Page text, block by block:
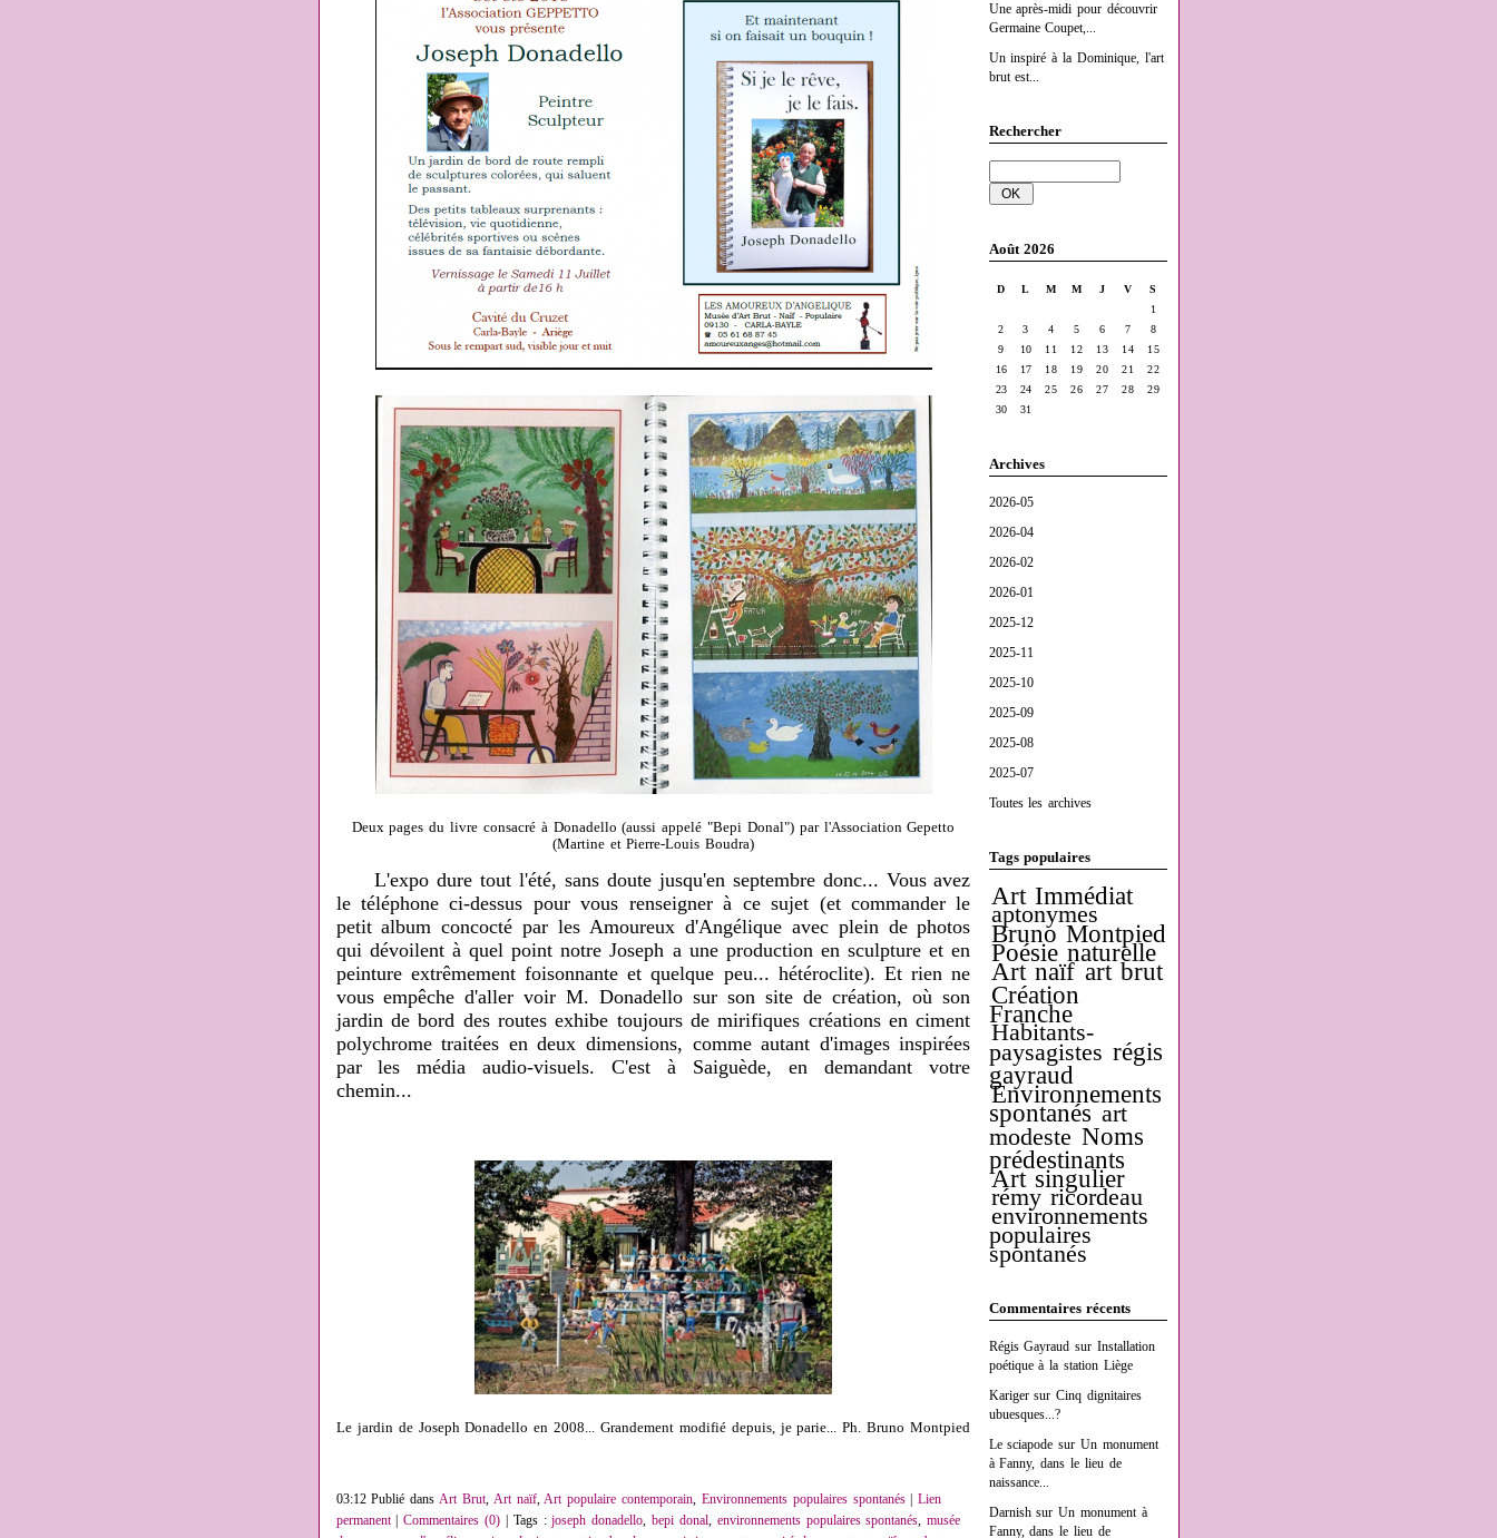
Une après-midi pour découvrir
Germaine Coupet,...
Un inspiré à la Dominique, l'art
brut est...
Rechercher
Août 2026
D L M M J V
S
1
2
3 4 5 6 7
8
9
10 11 12 13 14
15
16
17 18 19 20 21
22
23
24 25 26 27 28
29
30
31
Archives
2026-05
2026-04
2026-02
2026-01
2025-12
2025-11
2025-10
2025-09
2025-08
2025-07
Toutes les archives
Tags populaires
Art Immédiat
aptonymes
Bruno Montpied
Poésie naturelle
Art naïf art brut
Création
Franche
Habitants-
paysagistes régis
gayraud
Environnements
spontanés art
modeste Noms
prédestinants
Art singulier
rémy ricordeau
environnements
populaires
spontanés
Commentaires récents
Régis Gayraud surInstallation
poétique à la station Liège
KarigersurCinq dignitaires
ubuesques...?
Le sciapode surUn monument
à Fanny, dans le lieu de
naissance...
DarnishsurUn monument à
Fanny, dans le lieu de
Deux pages du livre consacré à Donadello (aussi appelé "Bepi Donal") par l'Association Gepetto
(Martine et Pierre-Louis Boudra)
L'expo dure tout l'été, sans doute jusqu'en septembre donc... Vous avez
le téléphone ci-dessus pour vous renseigner à ce sujet (et commander le
petit album concocté par les Amoureux d'Angélique avec plein de photos
qui dévoilent à quel point notre Joseph a une production en sculpture et en
peinture extrêmement foisonnante et quelque peu... hétéroclite). Et rien ne
vous empêche d'aller voir M. Donadello sur son site de création, où son
jardin de bord des routes exhibe toujours de mirifiques créations en ciment
polychrome traitées en deux dimensions, comme autant d'images inspirées
par les média audio-visuels. C'est à Saiguède, en demandant votre
chemin...
Le jardin de Joseph Donadello en 2008... Grandement modifié depuis, je parie... Ph. Bruno Montpied
03:12 Publié dansArt Brut, Art naïf,Art populaire contemporain, Environnements populaires spontanés|Lien
permanent|Commentaires (0) | Tags :joseph donadello, bepi donal, environnements populaires spontanés,musée